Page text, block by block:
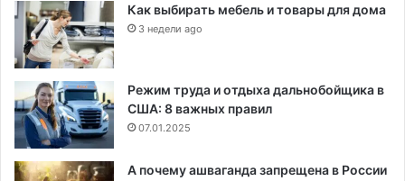
Как выбирать мебель и товары для дома
3 недели ago
Режим труда и отдыха дальнобойщика в
США: 8 важных правил
07.01.2025
А почему ашваганда запрещена в России